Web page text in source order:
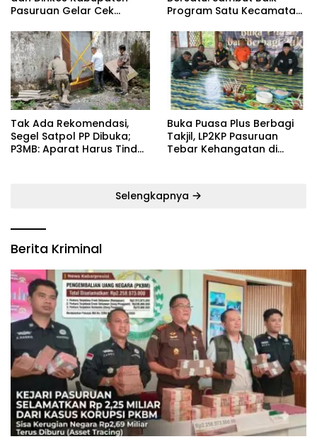
Pasuruan Gelar Cek
Program Satu Kecamatan
Kebangkitan Persekabpas
‎Tak Ada Rekomendasi,
Segel Satpol PP Dibuka;
P3MB: Aparat Harus Tindak
‎Buka Puasa Plus Berbagi
Takjil, LP2KP Pasuruan
Tebar Kehangatan di
Selengkapnya
Berita Kriminal